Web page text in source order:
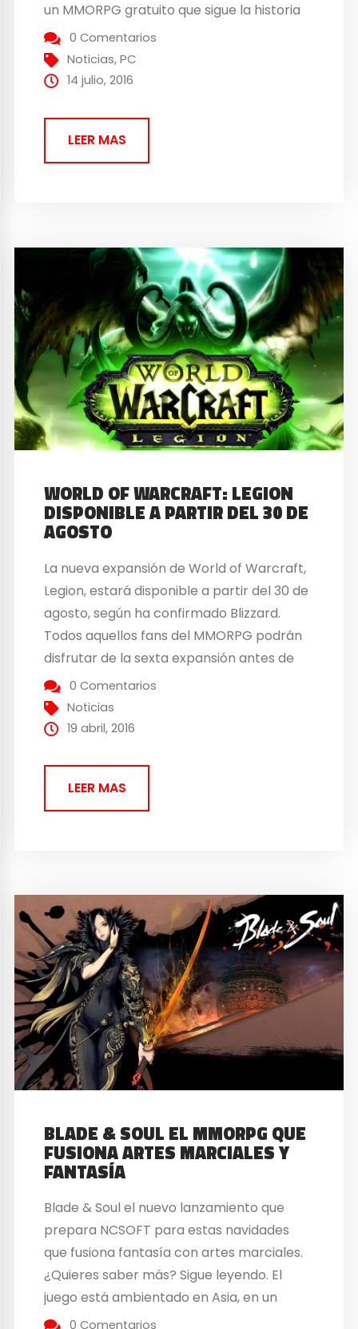
un MMORPG gratuito que sigue la historia
del anime por lo menos hasta el final de la
saga. Los juegadores como en el manga,
podrán hacerse un personaje basado en
0 Comentarios
Noticias,PC
14 julio, 2016
LEER MAS
WORLD OF WARCRAFT: LEGION
DISPONIBLE A PARTIR DEL 30 DE
AGOSTO
La nueva expansión de World of Warcraft,
Legion, estará disponible a partir del 30 de
agosto, según ha confirmado Blizzard.
Todos aquellos fans del MMORPG podrán
disfrutar de la sexta expansión antes de
que se acabe el verano, pudiendo realizar
ya pre-compras con las que disfrutarán
de varias ventajas como el acceso a
0 Comentarios
Noticias
19 abril, 2016
LEER MAS
BLADE & SOUL EL MMORPG QUE
FUSIONA ARTES MARCIALES Y
FANTASÍA
Blade & Soul el nuevo lanzamiento que
prepara NCSOFT para estas navidades
que fusiona fantasía con artes marciales.
¿Quieres saber más? Sigue leyendo. El
juego está ambientado en Asia, en un
mundo mitológico donde confluyen
0 Comentarios